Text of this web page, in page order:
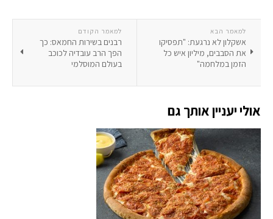
למאמר הקודם
רבנים בשירות החמאס: כך
הפך הרב עובדיה לכוכב
בעולם המוסלמי
למאמר הבא
אשקלון לא נרגעת: "תפסיקו
את הסבבים, מיליון איש כל
הזמן במלחמה"
אולי יעניין אותך גם